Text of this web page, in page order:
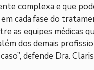
complexa e que
cada fase do
as equipes médicas
dos demais
defende Dra.